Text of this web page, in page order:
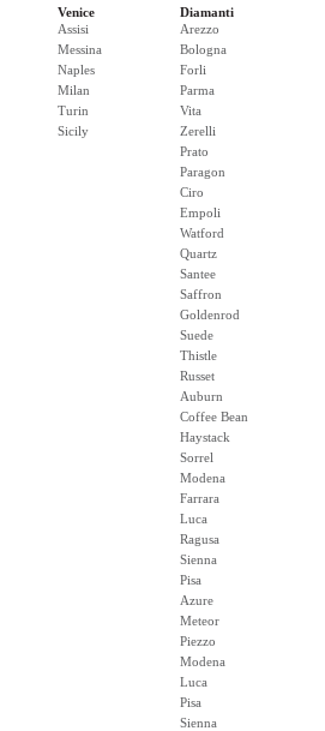
Venice
Assisi
Messina
Naples
Milan
Turin
Sicily
Diamanti
Arezzo
Bologna
Forli
Parma
Vita
Zerelli
Prato
Paragon
Ciro
Empoli
Watford
Quartz
Santee
Saffron
Goldenrod
Suede
Thistle
Russet
Auburn
Coffee Bean
Haystack
Sorrel
Modena
Farrara
Luca
Ragusa
Sienna
Pisa
Azure
Meteor
Piezzo
Modena
Luca
Pisa
Sienna